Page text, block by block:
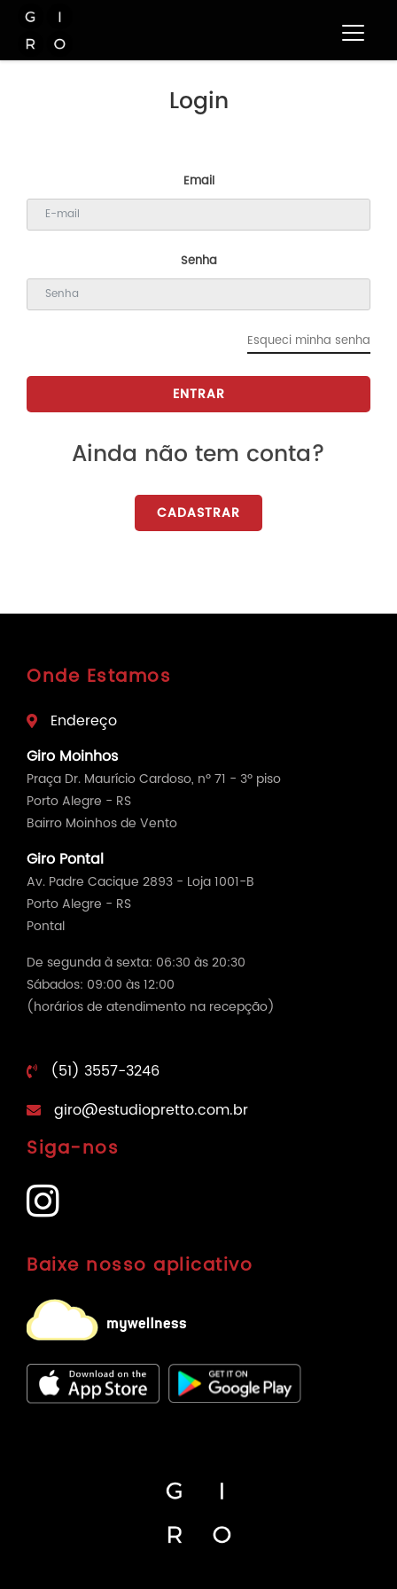
Login
Email
Senha
Esqueci minha senha
ENTRAR
Ainda não tem conta?
CADASTRAR
Onde Estamos
Endereço
Giro Moinhos
Praça Dr. Maurício Cardoso, nº 71 - 3º piso
Porto Alegre - RS
Bairro Moinhos de Vento
Giro Pontal
Av. Padre Cacique 2893 - Loja 1001-B
Porto Alegre - RS
Pontal
De segunda à sexta: 06:30 às 20:30
Sábados: 09:00 às 12:00
(horários de atendimento na recepção)
(51) 3557-3246
giro@estudiopretto.com.br
Siga-nos
Baixe nosso aplicativo